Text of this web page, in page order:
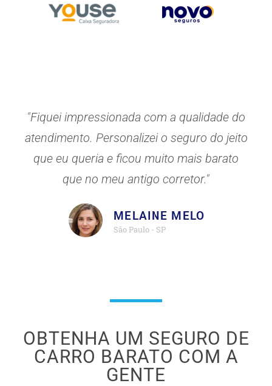
"Fiquei impressionada com a qualidade do
atendimento. Personalizei o seguro do jeito
que eu queria e ficou muito mais barato
que no meu antigo corretor."
MELAINE MELO
São Paulo - SP
OBTENHA UM SEGURO DE
CARRO BARATO COM A
GENTE